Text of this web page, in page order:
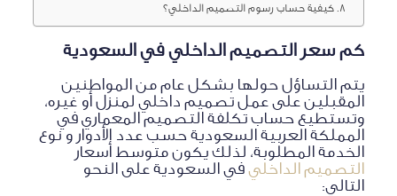
كيفية حساب رسوم التصميم الداخلي؟
كم سعر التصميم الداخلي في السعودية
يتم التساؤل حولها بشكل عام من المواطنين
المقبلين على عمل تصميم داخلي لمنزل أو غيره،
وتستطيع حساب تكلفة التصميم المعماري في
المملكة العربية السعودية حسب عدد الأدوار و نوع
الخدمة المطلوبة، لذلك يكون متوسط أسعار
التصميم الداخليفي السعودية على النحو
التالي: